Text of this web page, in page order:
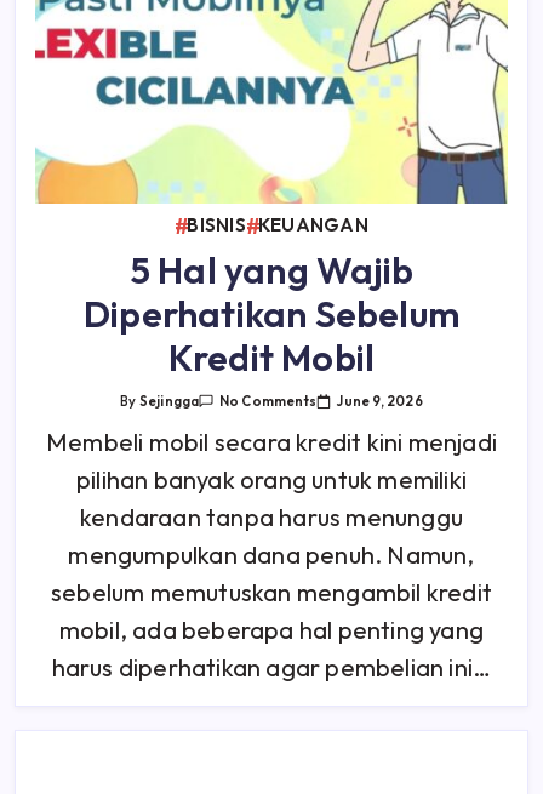
BISNIS KEUANGAN
5 Hal yang Wajib
Diperhatikan Sebelum
Kredit Mobil
By Sejingga No CommentsOn
Yang
Diperhatikan
Sebelum
Mobil
June 9, 2026
Membeli mobil secara kredit kini menjadi
pilihan banyak orang untuk memiliki
kendaraan tanpa harus menunggu
mengumpulkan dana penuh. Namun,
sebelum memutuskan mengambil kredit
mobil, ada beberapa hal penting yang
harus diperhatikan agar pembelian ini…